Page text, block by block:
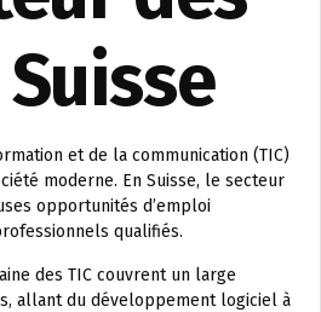
et de la communication (TIC)
moderne. En Suisse, le secteur
opportunités d’emploi
qualifiés.
des TIC couvrent un large
allant du développement logiciel à